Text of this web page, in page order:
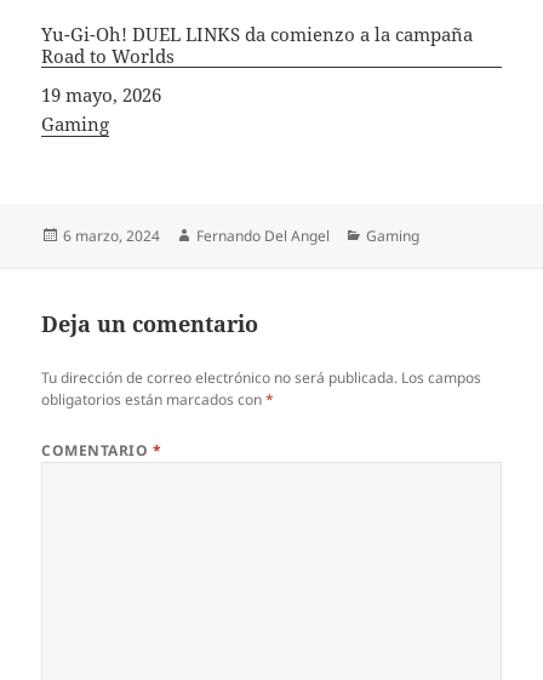
Yu-Gi-Oh! DUEL LINKS da comienzo a la campaña
Road to Worlds
Fecha
19 mayo, 2026
In relation to
Gaming
Publicado
6 marzo, 2024 Autor
Fernando Del Angel Categorías
Gaming
Deja un comentario
Tu dirección de correo electrónico no será publicada. Los campos
obligatorios están marcados con*
COMENTARIO *